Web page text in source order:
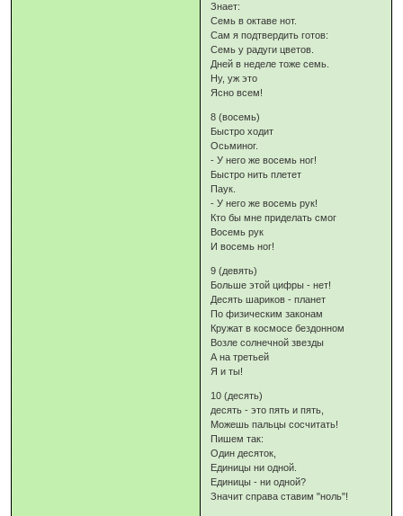
Знает:
Семь в октаве нот.
Сам я подтвердить готов:
Семь у радуги цветов.
Дней в неделе тоже семь.
Ну, уж это
Ясно всем!
8 (восемь)
Быстро ходит
Осьминог.
- У него же восемь ног!
Быстро нить плетет
Паук.
- У него же восемь рук!
Кто бы мне приделать смог
Восемь рук
И восемь ног!
9 (девять)
Больше этой цифры - нет!
Десять шариков - планет
По физическим законам
Кружат в космосе бездонном
Возле солнечной звезды
А на третьей
Я и ты!
10 (десять)
десять - это пять и пять,
Можешь пальцы сосчитать!
Пишем так:
Один десяток,
Единицы ни одной.
Единицы - ни одной?
Значит справа ставим "ноль"!